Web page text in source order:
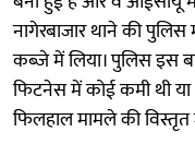
नागेरबाजार थाने की पुलिस
कब्जे में लिया। पुलिस इस
फिटनेस में कोई कमी थी
फिलहाल मामले की विस्तृत